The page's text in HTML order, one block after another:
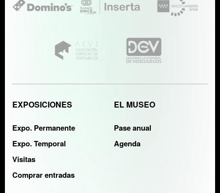
EXPOSICIONES
Expo. Permanente
Expo. Temporal
Visitas
Comprar entradas
EL MUSEO
Pase anual
Agenda